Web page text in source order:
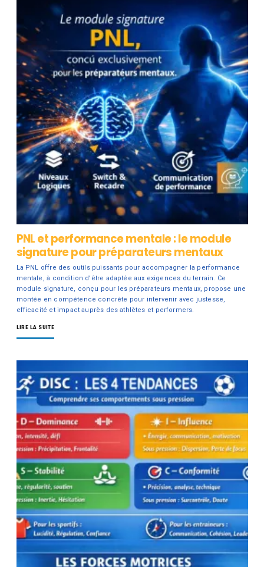
PNL et performance mentale : le module
signature pour préparateurs mentaux
La PNL offre des outils puissants pour accompagner la performance
mentale, à condition d’être adaptée aux exigences du terrain. Ce
module signature, conçu pour les préparateurs mentaux, propose une
montée en compétence concrète pour intervenir avec justesse,
efficacité et impact auprès des athlètes et performers.
LIRE LA SUITE